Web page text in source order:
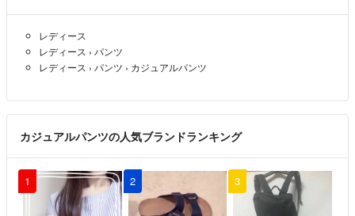
レディース
レディース › パンツ
レディース › パンツ › カジュアルパンツ
カジュアルパンツの人気ブランドランキング
1 2 3